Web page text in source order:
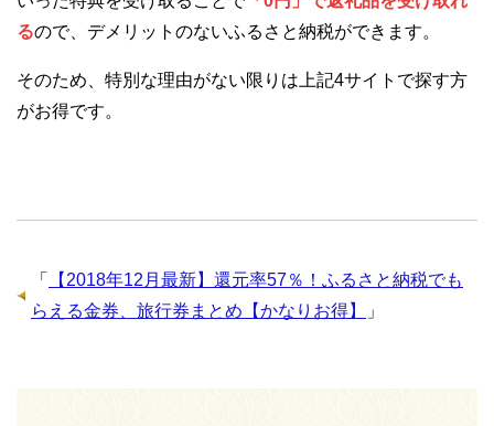
るので、デメリットのないふるさと納税ができます。
そのため、特別な理由がない限りは上記4サイトで探す方
がお得です。
「
【2018年12月最新】還元率57％！ふるさと納税でも
らえる金券、旅行券まとめ【かなりお得】
」